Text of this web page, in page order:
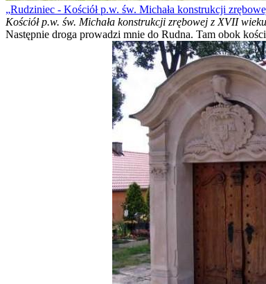
Rudziniec - Kościół p.w. św. Michała konstrukcji
Kościół p.w. św. Michała konstrukcji zrębowej z XVII
Następnie droga prowadzi mnie do Rudna. Tam obok